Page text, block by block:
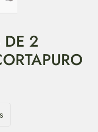
DE 2